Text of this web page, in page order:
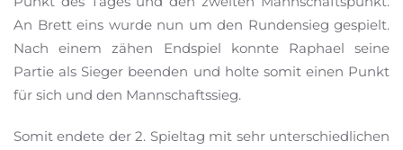
An Brett eins wurde nun um den Rundensieg gespielt.
Nach einem zähen Endspiel konnte Raphael seine
Partie als Sieger beenden und holte somit einen Punkt
für sich und den Mannschaftssieg.
Somit endete der 2. Spieltag mit sehr unterschiedlichen